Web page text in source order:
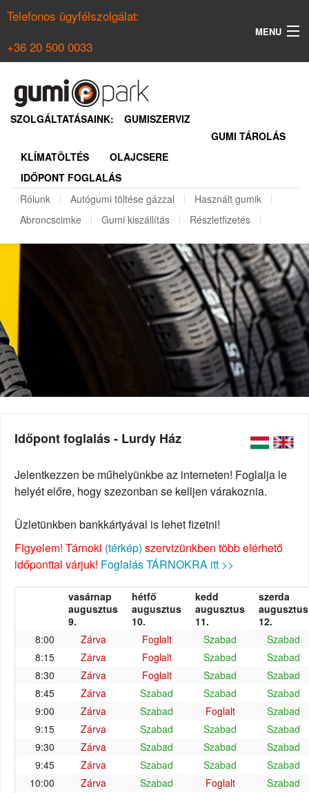
Telefonos ügyfélszolgálat:
+36 20 500 0033
MENU
NYÁRI GUMI KERESŐ
REGISZTRÁCIÓ
SZOLGÁLTATÁSAINK:
GUMISZERVIZ
GUMI TÁROLÁS
KLÍMATÖLTÉS
OLAJCSERE
IDŐPONT FOGLALÁS
Rólunk
Autógumi töltése gázzal
Használt gumik
Abroncscimke
Gumi kiszállítás Részletfizetés
Időpont foglalás - Lurdy Ház
Jelentkezzen be műhelyünkbe az interneten! Foglalja le
helyét előre, hogy szezonban se kelljen várakoznia.
Üzletünkben bankkártyával is lehet fizetni!
Figyelem! Tárnoki (térkép) szervizünkben több elérhető
időponttal várjuk! Foglalás TÁRNOKRA itt >>
vasárnap
augusztus
9.
hétfő
augusztus
10.
kedd
augusztus
11.
szerda
augusztus
12.
8:00
Zárva Foglalt Szabad
Szabad
8:15
Zárva Foglalt Szabad
Szabad
8:30
Zárva Foglalt Szabad
Szabad
8:45
Zárva Szabad Szabad
Szabad
9:00
Zárva Szabad Foglalt
Szabad
9:15
Zárva Szabad Szabad
Szabad
9:30
Zárva Szabad Szabad
Szabad
9:45
Zárva Szabad Szabad
Szabad
10:00
Zárva Szabad Foglalt
Szabad